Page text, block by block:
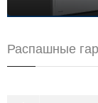
Распашные